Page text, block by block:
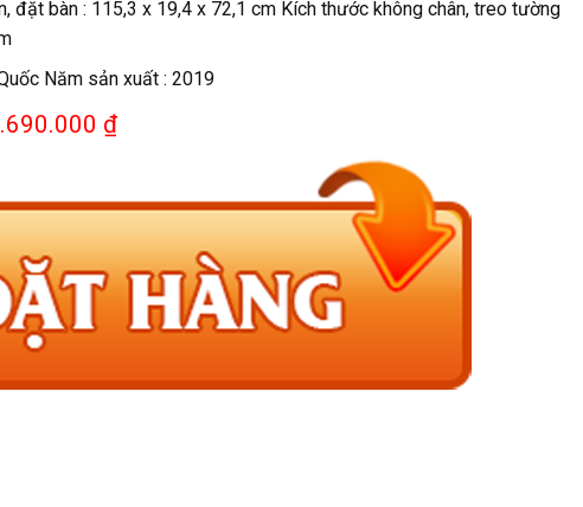
đặt bàn : 115,3 x 19,4 x 72,1 cm Kích thước không chân, treo tường
Năm sản xuất : 2019
₫